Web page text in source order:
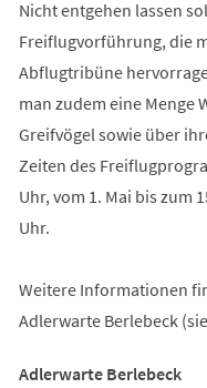
Nicht entgehen lassen
Freiflugvorführung, die
Abflugtribüne
man zudem eine Menge
Greifvögel sowie über
Zeiten des
Uhr, vom 1. Mai bis zum
Uhr.
Weitere Informationen
Adlerwarte Berlebeck
Adlerwarte Berlebeck